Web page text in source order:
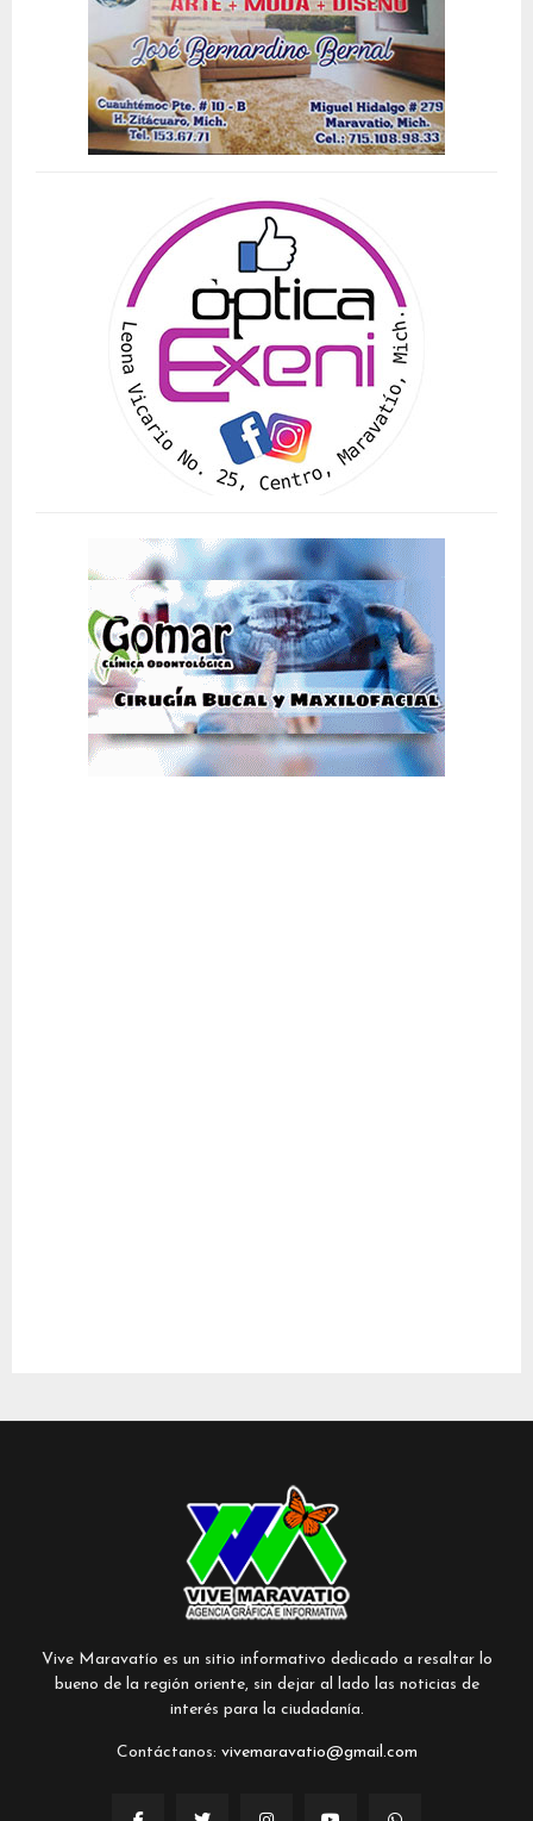
Vive Maravatío es un sitio informativo dedicado a resaltar lo
bueno de la región oriente, sin dejar al lado las noticias de
interés para la ciudadanía.
Contáctanos: vivemaravatio@gmail.com